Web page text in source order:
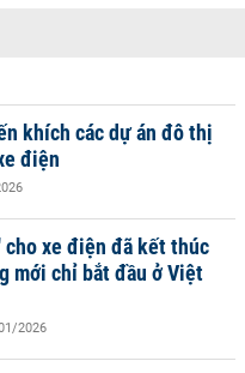
khích các dự án đô thị
điện
cho xe điện đã kết thúc
mới chỉ bắt đầu ở Việt
2026